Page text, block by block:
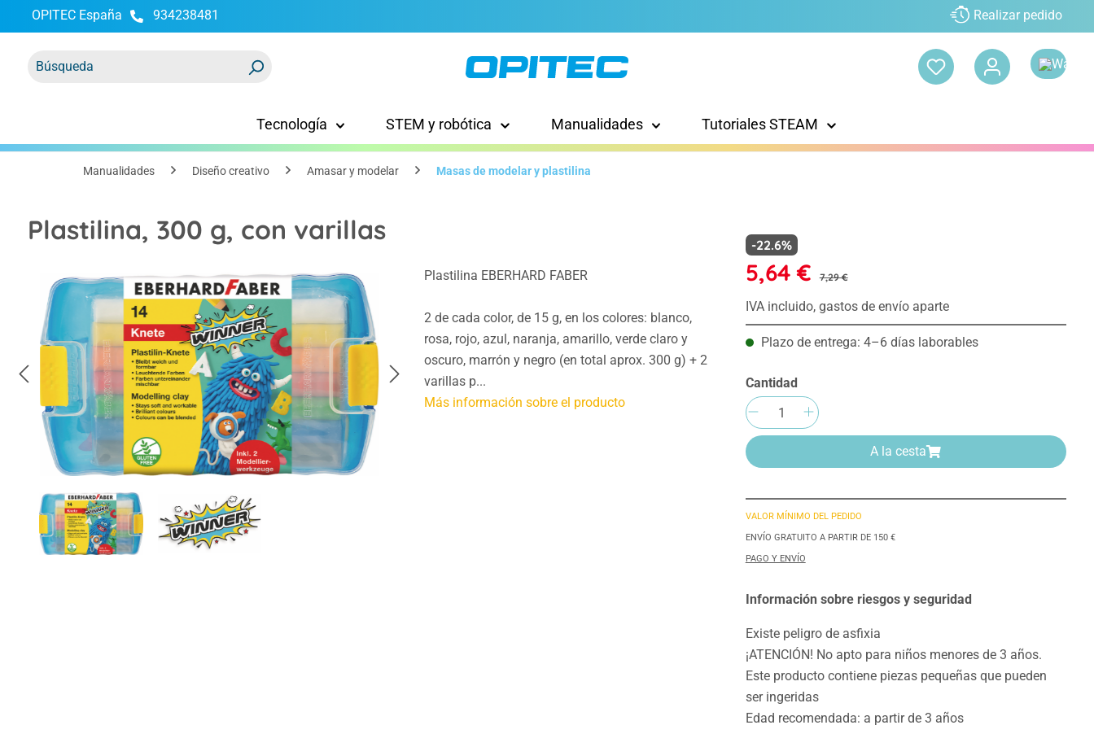
Saltar a la navegación principal
OPITEC España 934238481 Realizar pedido
Tecnología STEM y robótica Manualidades Tutoriales STEAM
Manualidades Diseño creativo Amasar y modelar Masas de modelar y plastilina
Plastilina, 300 g, con varillas
Omitir galería de imágenes Plastilina EBERHARD FABER
2 de cada color, de 15 g, en los colores: blanco,
rosa, rojo, azul, naranja, amarillo, verde claro y
oscuro, marrón y negro (en total aprox. 300 g) + 2
varillas p...
Más información sobre el producto
5,64 € 7,29 €
-22.6%
IVA incluido, gastos de envío aparte
Plazo de entrega: 4–6 días laborables
Cantidad
Cantidad del producto: introduce la
A la cesta
VALOR MÍNIMO DEL PEDIDO
ENVÍO GRATUITO A PARTIR DE 150 €
PAGO Y ENVÍO
Información sobre riesgos y seguridad
Existe peligro de asfixia
¡ATENCIÓN! No apto para niños menores de 3 años.
Este producto contiene piezas pequeñas que pueden
ser ingeridas
Edad recomendada: a partir de 3 años